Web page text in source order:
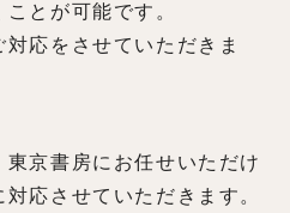
とが可能です。
応をさせていただきま
京書房にお任せいただけ
応させていただきます。